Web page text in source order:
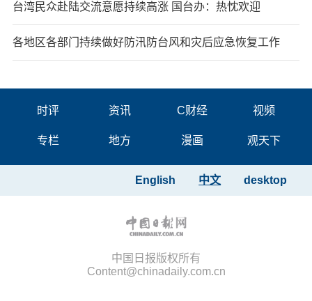
台湾民众赴陆交流意愿持续高涨 国台办：热忱欢迎
各地区各部门持续做好防汛防台风和灾后应急恢复工作
时评 资讯 C财经 视频
专栏 地方 漫画 观天下
desktop
中文
English
中国日报版权所有
Content@chinadaily.com.cn